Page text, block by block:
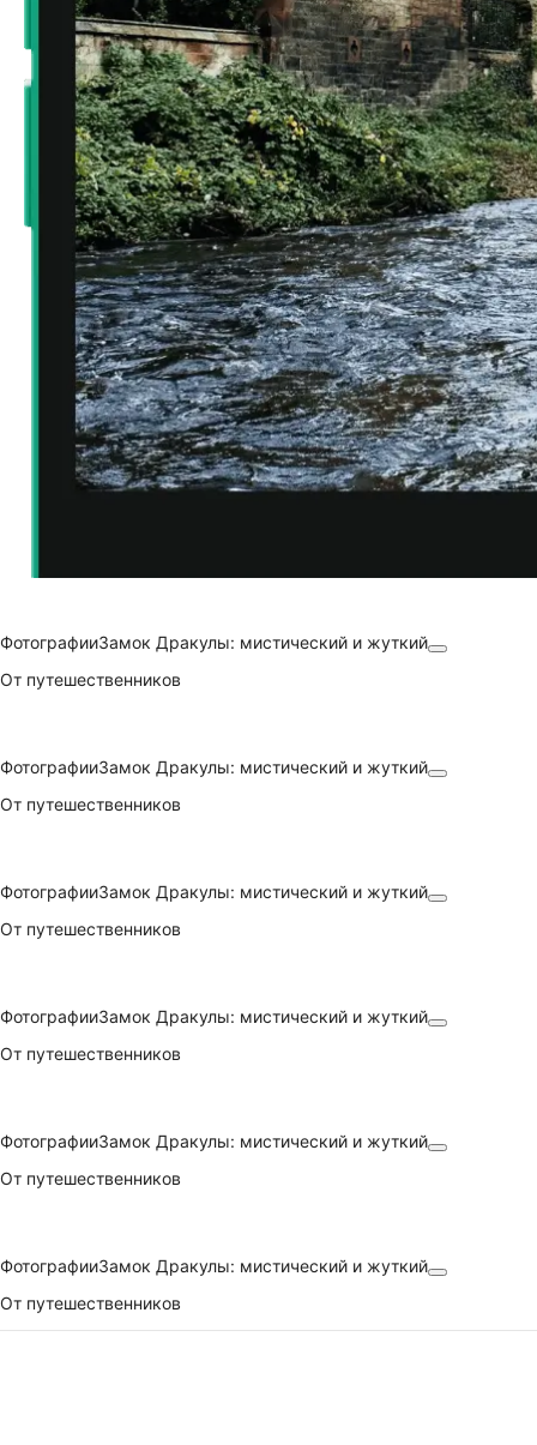
ФотографииЗамок Дракулы: мистический и жуткий
От путешественников
ФотографииЗамок Дракулы: мистический и жуткий
От путешественников
ФотографииЗамок Дракулы: мистический и жуткий
От путешественников
ФотографииЗамок Дракулы: мистический и жуткий
От путешественников
ФотографииЗамок Дракулы: мистический и жуткий
От путешественников
ФотографииЗамок Дракулы: мистический и жуткий
От путешественников